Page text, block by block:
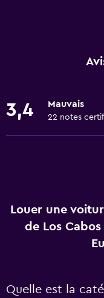
3,4 Mauvais
22 notes
Louer une
de Los
Quelle est la